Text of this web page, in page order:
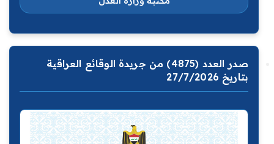
صدر العدد (4875) من جريدة الوقائع العراقية
بتاريخ 27/7/2026